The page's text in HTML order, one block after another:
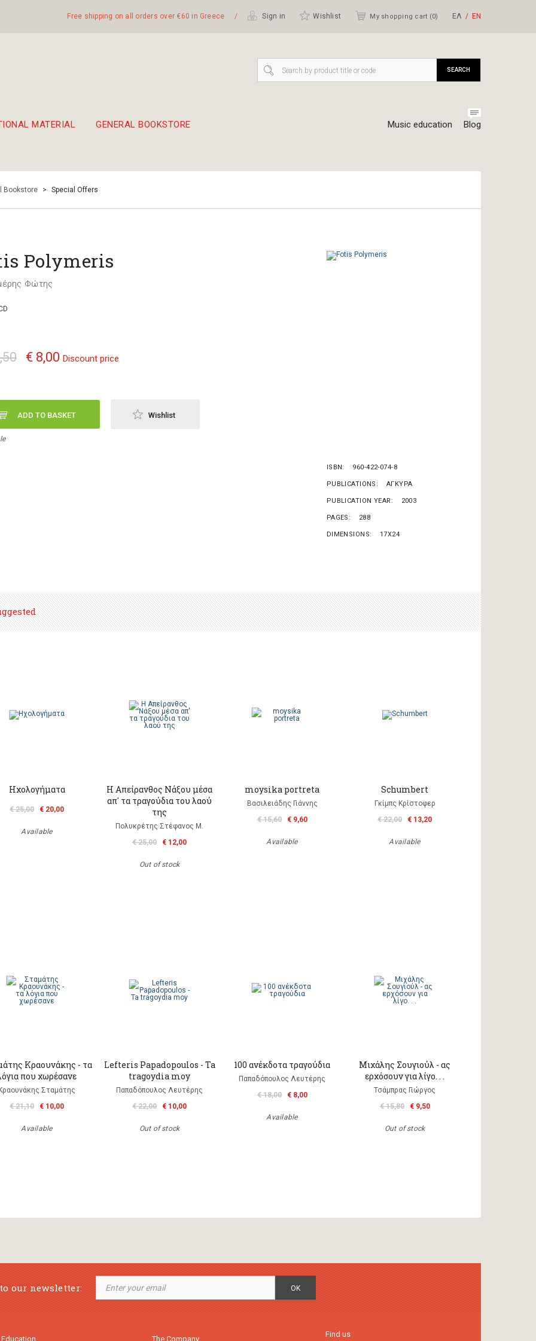
Free shipping on all orders over €60 in Greece / Sign in Wishlist My shopping cart (0) ΕΛ ΕΝ
MATERIAL GENERAL BOOKSTORE Music education Blog
SEARCH
Bookstore > Special Offers
Polymeris
Φώτης
€ 8,00 Discount price
ADD TO BASKET Wishlist
ISBN 960-422-074-8
PUBLICATIONS ΑΓΚΥΡΑ
PUBLICATION YEAR 2003
PAGES 288
DIMENSIONS 17X24
Ηχολογήματα
€ 25,00 € 20,00
Available
Η Απείρανθος Νάξου μέσα
απ' τα τραγούδια του λαού
της
Πολυκρέτης Στέφανος Μ.
€ 25,00
€ 12,00
Out of stock
moysika portreta
Βασιλειάδης Γιάννης
€ 15,60
€ 9,60
Available
Schumbert
Γκίμπς Κρίστοφερ
€ 22,00
€ 13,20
Available
Κραουνάκης - τα
που χωρέσανε
Σταμάτης
€ 21,10
€ 10,00
Available
Lefteris Papadopoulos - Ta
tragoydia moy
Παπαδόπουλος Λευτέρης
€ 22,00
€ 10,00
Out of stock
100 ανέκδοτα τραγούδια
Παπαδόπουλος Λευτέρης
€ 18,00
€ 8,00
Available
Μιχάλης Σουγιούλ - ας
ερχόσουν για λίγο. . .
Τσάμπρας Γιώργος
€ 15,80
€ 9,50
Out of stock
our newsletter: OK
The Company
Find us